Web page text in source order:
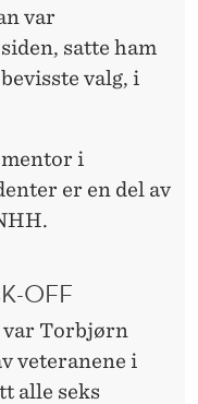
var
satte ham
valg, i
i
er en del av
OFF
Torbjørn
veteranene i
alle seks